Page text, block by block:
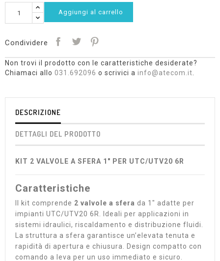
Aggiungi al carrello
Condividere
Non trovi il prodotto con le caratteristiche desiderate?
Chiamaci allo 031.692096 o scrivici a info@atecom.it
DESCRIZIONE
DETTAGLI DEL PRODOTTO
KIT 2 VALVOLE A SFERA 1" PER UTC/UTV20 6R
Caratteristiche
Il kit comprende 2 valvole a sfera da 1" adatte per
impianti UTC/UTV20 6R. Ideali per applicazioni in
sistemi idraulici, riscaldamento e distribuzione fluidi.
La struttura a sfera garantisce un’elevata tenuta e
rapidità di apertura e chiusura. Design compatto con
comando a leva per un uso immediato e sicuro.